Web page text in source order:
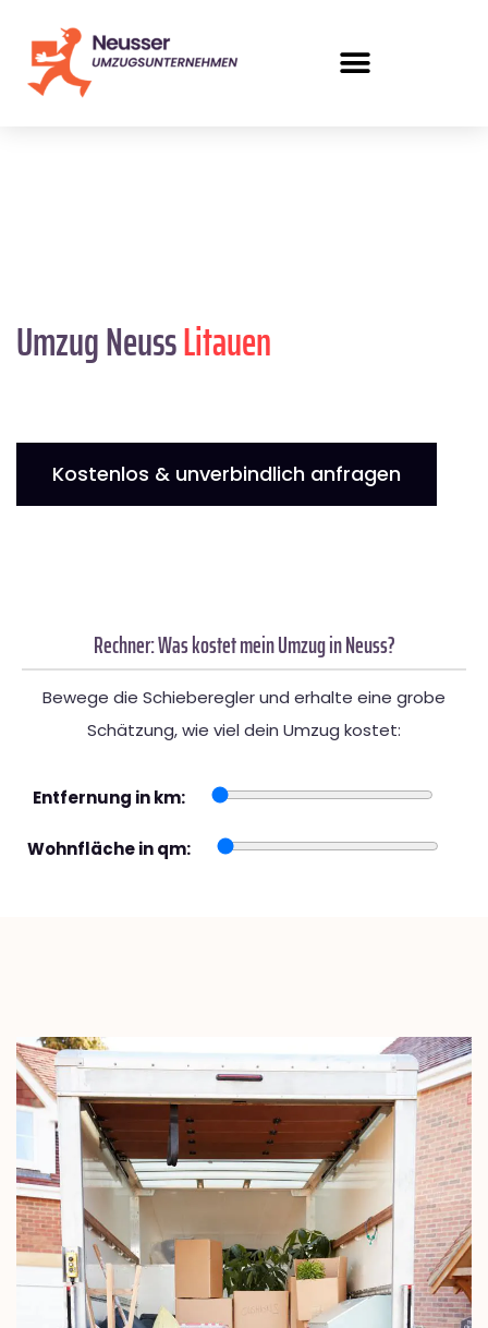
Umzug NeussLitauen
Kostenlos & unverbindlich anfragen
Rechner: Was kostet mein Umzug in Neuss?
Bewege die Schieberegler und erhalte eine grobe
Schätzung, wie viel dein Umzug kostet:
Entfernung in km:
Wohnfläche in qm: